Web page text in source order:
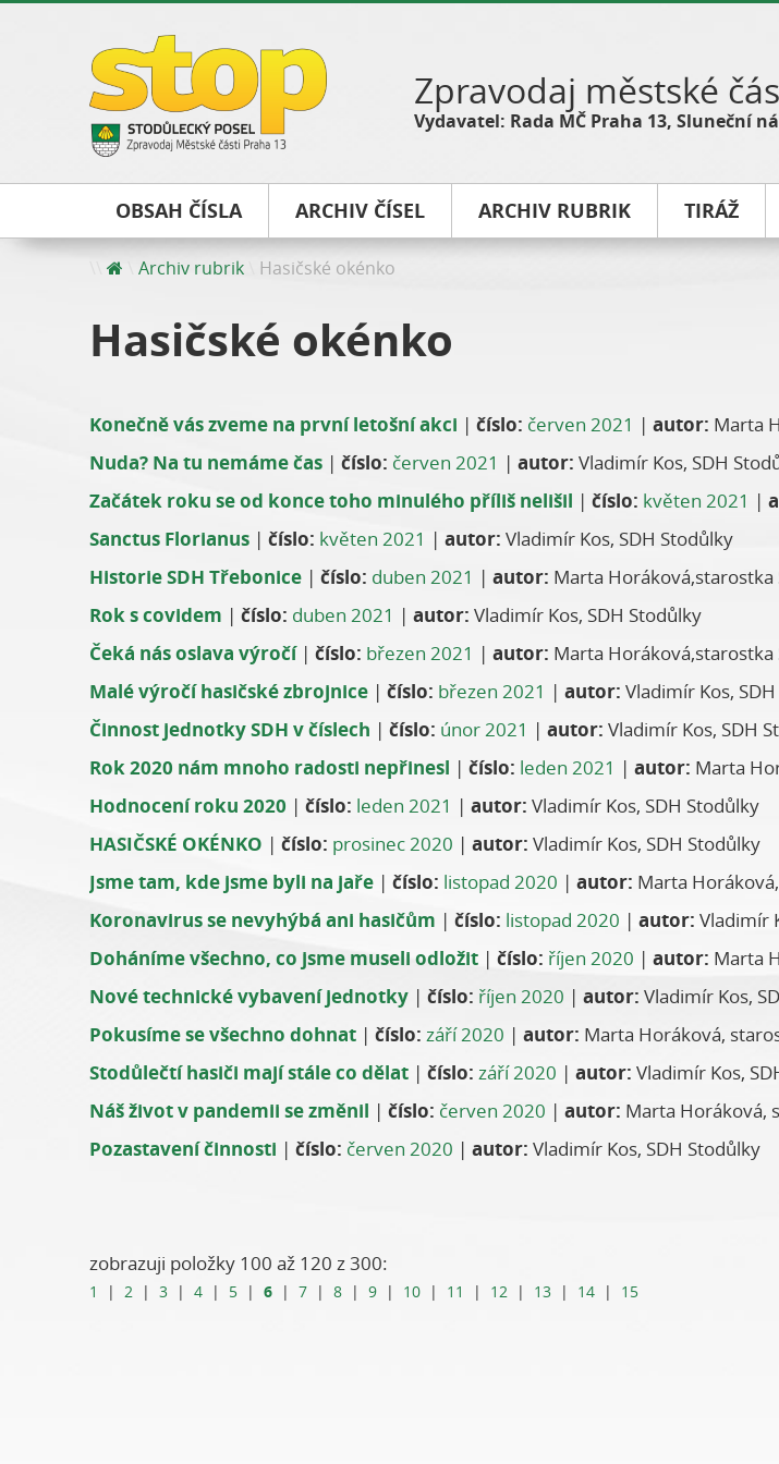
Zpravodaj městské
Vydavatel: Rada MČ Praha 13, Sluneční
OBSAH ČÍSLA ARCHIV ČÍSEL ARCHIV RUBRIK TIRÁŽ
Archiv rubrik Hasičské okénko
Hasičské okénko
Konečně vás zveme na první letošní akci | číslo: červen 2021 | autor: Marta
Nuda? Na tu nemáme čas | číslo: červen 2021 | autor: Vladimír Kos, SDH
Začátek roku se od konce toho minulého příliš nelišil | číslo: květen 2021 |
Sanctus Florianus | číslo: květen 2021 | autor: Vladimír Kos, SDH Stodůlky
Historie SDH Třebonice | číslo: duben 2021 | autor: Marta Horáková,starostka
Rok s covidem | číslo: duben 2021 | autor: Vladimír Kos, SDH Stodůlky
Čeká nás oslava výročí| číslo: březen 2021 | autor: Marta Horáková,starostka
Malé výročí hasičské zbrojnice | číslo: březen 2021 | autor: Vladimír Kos,
Činnost jednotky SDH v číslech | číslo: únor 2021 | autor: Vladimír Kos, SDH
Rok 2020 nám mnoho radosti nepřinesl | číslo: leden 2021 | autor: Marta
Hodnocení roku 2020 | číslo: leden 2021 | autor: Vladimír Kos, SDH Stodůlky
HASIČSKÉ OKÉNKO | číslo: prosinec 2020 | autor: Vladimír Kos, SDH Stodůlky
Jsme tam, kde jsme byli na jaře | číslo: listopad 2020 | autor: Marta
Koronavirus se nevyhýbá ani hasičům | číslo: listopad 2020 | autor: Vladimír
Doháníme všechno, co jsme museli odložit | číslo: říjen 2020 | autor: Marta
Nové technické vybavení jednotky | číslo: říjen 2020 | autor: Vladimír Kos,
Pokusíme se všechno dohnat | číslo: září 2020 | autor: Marta Horáková,
Stodůlečtí hasiči mají stále co dělat | číslo: září 2020 | autor: Vladimír Kos,
Náš život v pandemii se změnil | číslo: červen 2020 | autor: Marta Horáková,
Pozastavení činnosti | číslo: červen 2020 | autor: Vladimír Kos, SDH Stodůlky
zobrazuji položky 100 až 120 z 300:
1 | 2 | 3 | 4 | 5 | 6 | 7 | 8 | 9 | 10 | 11 | 12 | 13 | 14 | 15